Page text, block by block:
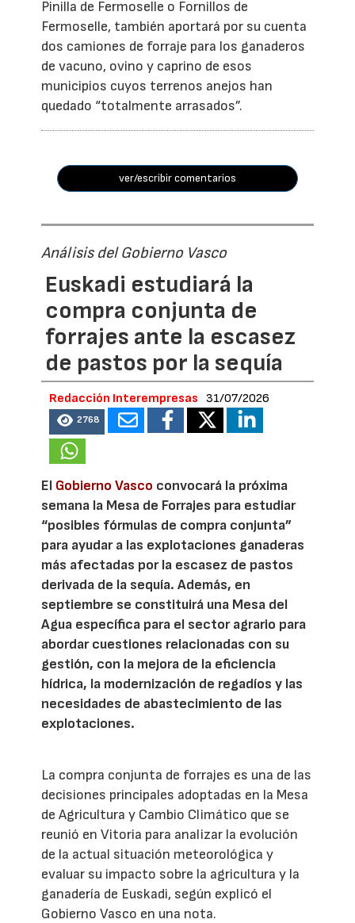
Pinilla de Fermoselle o Fornillos de
Fermoselle, también aportará por su cuenta
dos camiones de forraje para los ganaderos
de vacuno, ovino y caprino de esos
municipios cuyos terrenos anejos han
quedado “totalmente arrasados”.
ver/escribir comentarios
Análisis del Gobierno Vasco
Euskadi estudiará la
compra conjunta de
forrajes ante la escasez
de pastos por la sequía
Redacción Interempresas 31/07/2026
2768
El Gobierno Vasco convocará la próxima
semana la Mesa de Forrajes para estudiar
“posibles fórmulas de compra conjunta”
para ayudar a las explotaciones ganaderas
más afectadas por la escasez de pastos
derivada de la sequía. Además, en
septiembre se constituirá una Mesa del
Agua específica para el sector agrario para
abordar cuestiones relacionadas con su
gestión, con la mejora de la eficiencia
hídrica, la modernización de regadíos y las
necesidades de abastecimiento de las
explotaciones.
La compra conjunta de forrajes es una de las
decisiones principales adoptadas en la Mesa
de Agricultura y Cambio Climático que se
reunió en Vitoria para analizar la evolución
de la actual situación meteorológica y
evaluar su impacto sobre la agricultura y la
ganadería de Euskadi, según explicó el
Gobierno Vasco en una nota.